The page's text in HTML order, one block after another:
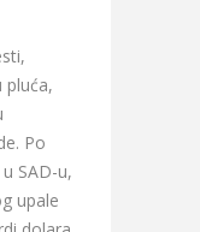
pluća,
Po
SAD-u,
upale